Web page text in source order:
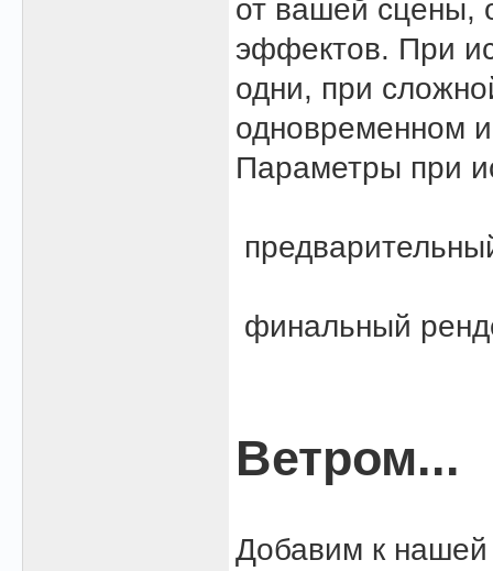
от вашей сцены,
эффектов. При
одни, при
одновременном
Параметры при
финальный
Ветром...
Добавим к нашей